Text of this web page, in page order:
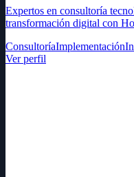
Expertos en consultoría
transformación digital con
ConsultoríaImplementación
Ver perfil